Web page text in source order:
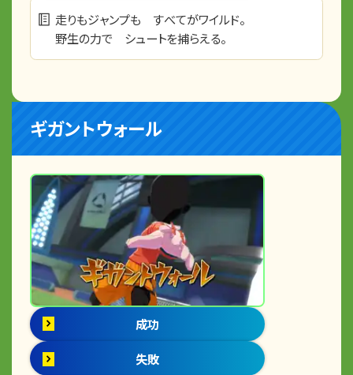
走りもジャンプも すべてがワイルド。
野生の力で シュートを捕らえる。
ギガントウォール
成功
失敗